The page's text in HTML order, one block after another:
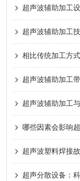
超声波辅助加工
超声波辅助加工
相比传统加工方
超声波辅助加工
超声波辅助加工
哪些因素会影响
超声波塑料焊接
超声分散设备：